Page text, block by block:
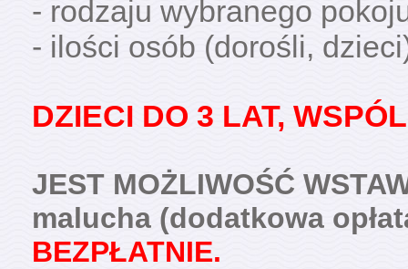
- rodzaju wybranego
- ilości osób (dorośli,
DZIECI DO 3 LAT,
JEST MOŻLIWOŚĆ
malucha (dodatkowa
BEZPŁATNIE.